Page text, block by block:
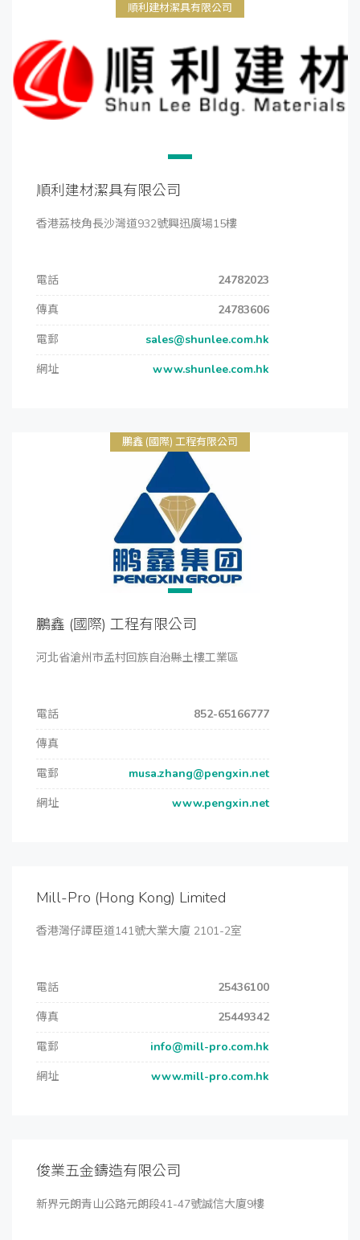
順利建材潔具有限公司
順利建材潔具有限公司
香港荔枝角長沙灣道932號興迅廣場15樓
電話
24782023
傳真
24783606
電郵
sales@shunlee.com.hk
網址
www.shunlee.com.hk
鵬鑫 (國際) 工程有限公司
鵬鑫 (國際) 工程有限公司
河北省滄州市孟村回族自治縣土樓工業區
電話
852-65166777
傳真
電郵
musa.zhang@pengxin.net
網址
www.pengxin.net
Mill-Pro (Hong Kong) Limited
香港灣仔譚臣道141號大業大廈 2101-2室
電話
25436100
傳真
25449342
電郵
info@mill-pro.com.hk
網址
www.mill-pro.com.hk
俊業五金鑄造有限公司
新界元朗青山公路元朗段41-47號誠信大廈9樓